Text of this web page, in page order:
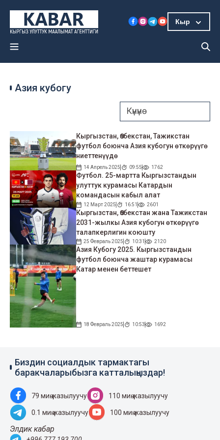
Кыр
Азия кубогу
Кыргызстан, Өзбекстан, Тажикстан
футбол боюнча Азия кубогун өткөрүүгө
ниеттенүүдө
14 Апрель 2025 09:55 1762
Футбол. 25-мартта Кыргызстандын
улуттук курамасы Катардын
командасын кабыл алат
12 Март 2025 16:51 2601
Кыргызстан, Өзбекстан жана Тажикстан
2031-жылкы Азия кубогун өткөрүүгө
талапкерлигин коюшту
25 Февраль 2025 10:31 2120
Азия Кубогу 2025. Кыргызстандын
футбол боюнча жаштар курамасы
Катар менен беттешет
18 Февраль 2025 10:53 1692
Биздин социалдык тармактагы
баракчаларыбызга катталыңыздар!
79 миң жазылуучу 110 миң жазылуучу
0.1 миң жазылуучу 100 миң жазылуучу
Элдик кабар